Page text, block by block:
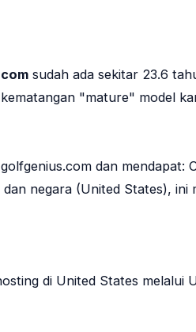
sudah ada sekitar 23.6
"mature" model
dan mendapat:
negara (United States), ini
di United States melalui